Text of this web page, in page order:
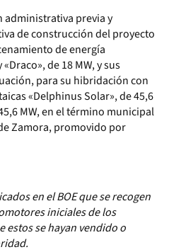
previa y
de construcción del proyecto
de energía
de 18 MW, y sus
para su hibridación con
«Delphinus Solar», de 45,6
MW, en el término municipal
Zamora, promovido por
en el BOE que se recogen
iniciales de los
estos se hayan vendido o